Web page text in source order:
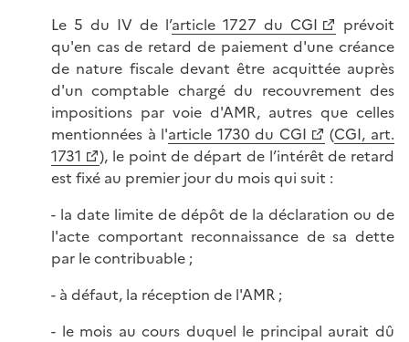
Le 5 du IV de l’article 1727 du CGI
prévoit
qu'en cas de retard de paiement d'une créance
de nature fiscale devant être acquittée auprès
d'un comptable chargé du recouvrement des
impositions par voie d'AMR, autres que celles
mentionnées à l'article 1730 du CGI (CGI, art.
1731
), le point de départ de l’intérêt de retard
est fixé au premier jour du mois qui suit :
- la date limite de dépôt de la déclaration ou de
l'acte comportant reconnaissance de sa dette
par le contribuable ;
- à défaut, la réception de l'AMR ;
- le mois au cours duquel le principal aurait dû